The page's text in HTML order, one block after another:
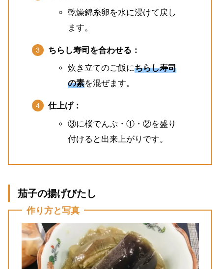
乾燥錦糸卵を水に浸けて戻し
ます。
ちらし寿司を合わせる：
炊き立てのご飯にちらし寿司
の素を混ぜます。
仕上げ：
③に桜でんぶ・①・②を盛り
付けると出来上がりです。
茄子の揚げびたし
作り方と写真